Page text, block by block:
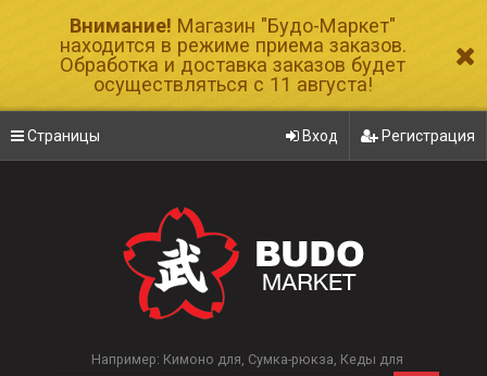
Внимание! Магазин "Будо-Маркет"
находится в режиме приема заказов.
Обработка и доставка заказов будет
осуществляться с 11 августа!
Страницы Вход Регистрация
Например: Кимоно для Сумка-рюкза Кеды для